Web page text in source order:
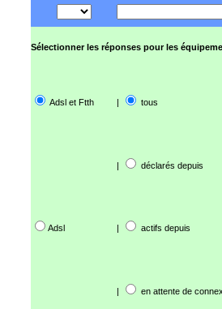
Sélectionner les réponses pour les
Adsl et Ftth | tous
| déclarés depuis
Adsl | actifs depuis
| en attente de